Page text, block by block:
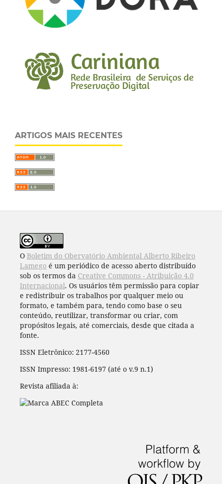
ARTIGOS MAIS RECENTES
O Boletim do Obervatório Ambiental Alberto Ribeiro
Lamego é um periódico de acesso aberto distribuído
sob os termos da Creative Commons - Atribuição 4.0
Internacional. Os usuários têm permissão para copiar
e redistribuir os trabalhos por qualquer meio ou
formato, e também para, tendo como base o seu
conteúdo, reutilizar, transformar ou criar, com
propósitos legais, até comerciais, desde que citada a
fonte.
ISSN Eletrônico: 2177-4560
ISSN Impresso: 1981-6197 (até o v.9 n.1)
Revista afiliada à: